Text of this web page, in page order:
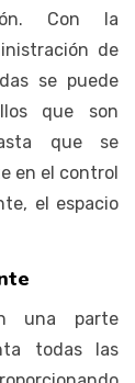
Con la
de
se puede
que son
que se
en el control
el espacio
una parte
todas las